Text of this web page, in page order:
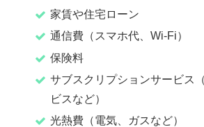
家賃や住宅ローン
通信費（スマホ代、Wi-Fi）
保険料
サブスクリプションサービス
ビスなど）
光熱費（電気、ガスなど）